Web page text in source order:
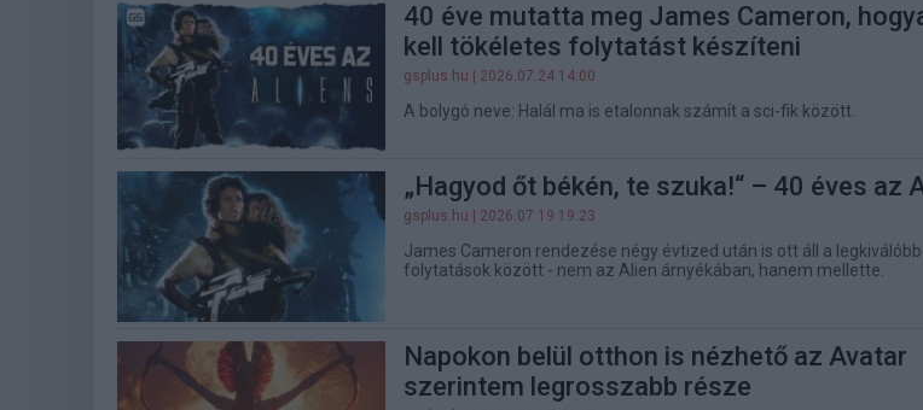
40 éve mutatta meg James Cameron,
kell tökéletes folytatást készíteni
gsplus.hu | 2026.07.24 14:00
A bolygó neve: Halál ma is etalonnak számít a sci-fik között.
„Hagyod őt békén, te szuka!“ – 40 éves az
gsplus.hu | 2026.07.19 19:23
James Cameron rendezése négy évtized után is ott áll a legkiválóbb
folytatások között - nem az Alien árnyékában, hanem mellette.
Napokon belül otthon is nézhető az Avatar
szerintem legrosszabb része